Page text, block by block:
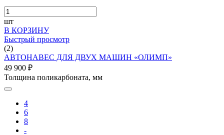
шт
В КОРЗИНУ
Быстрый просмотр
(2)
АВТОНАВЕС ДЛЯ ДВУХ МАШИН «ОЛИМП»
49 900 ₽
Толщина поликарбоната, мм
4
6
8
-